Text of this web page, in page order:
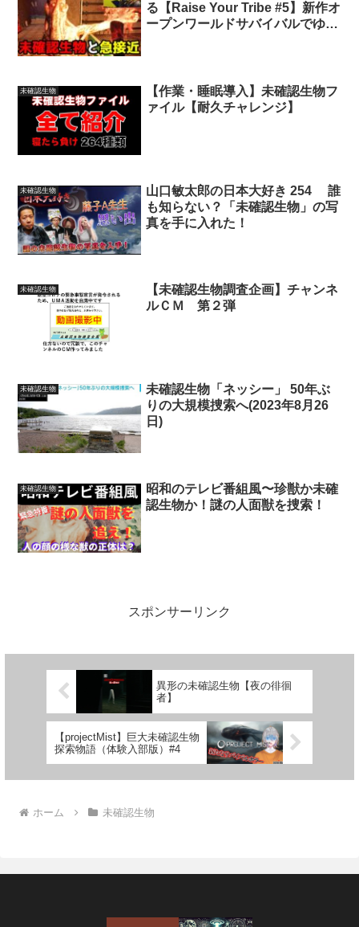
る【Raise Your Tribe #5】新作オ
ープンワールドサバイバルでゆっ
未確認生物
【作業・睡眠導入】未確認生物フ
ァイル【耐久チャレンジ】
未確認生物
山口敏太郎の日本大好き 254 誰
も知らない？「未確認生物」の写
真を手に入れた！
未確認生物
【未確認生物調査企画】チャンネ
ルＣＭ 第２弾
未確認生物
未確認生物「ネッシー」 50年ぶ
りの大規模捜索へ(2023年8月26
日)
未確認生物
昭和のテレビ番組風〜珍獣か未確
認生物か！謎の人面獣を捜索！
スポンサーリンク
異形の未確認生物【夜の徘徊
者】
【projectMist】巨大未確認生物
探索物語（体験入部版）#4
ホーム 未確認生物